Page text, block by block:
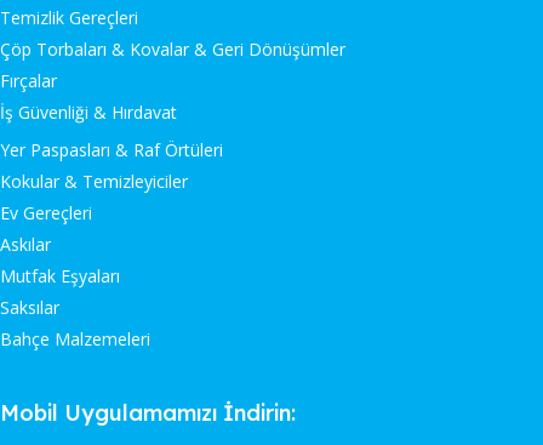
Temizlik Gereçleri
Çöp Torbaları & Kovalar & Geri Dönüşümler
Fırçalar
İş Güvenliği & Hırdavat
Yer Paspasları & Raf Örtüleri
Kokular & Temizleyiciler
Ev Gereçleri
Askılar
Mutfak Eşyaları
Saksılar
Bahçe Malzemeleri
Mobil Uygulamamızı İndirin: